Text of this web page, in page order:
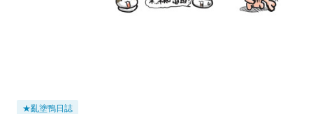
★亂塗鴨日誌